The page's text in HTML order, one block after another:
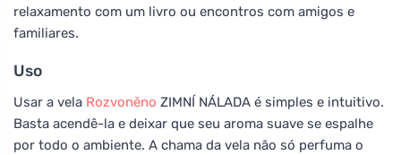
relaxamento com um livro ou encontros com amigos e
familiares.
Uso
Usar a vela Rozvoněno ZIMNÍ NÁLADA é simples e intuitivo.
Basta acendê-la e deixar que seu aroma suave se espalhe
por todo o ambiente. A chama da vela não só perfuma o